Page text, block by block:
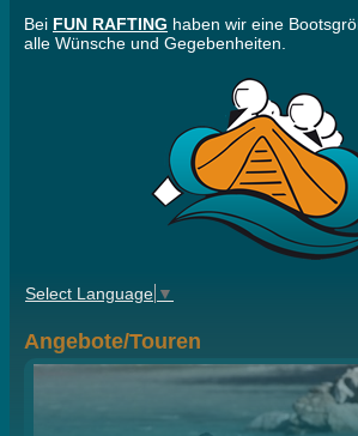
Bei FUN RAFTING haben wir eine
alle Wünsche und Gegebenheiten.
Select Language ▼
Angebote/Touren